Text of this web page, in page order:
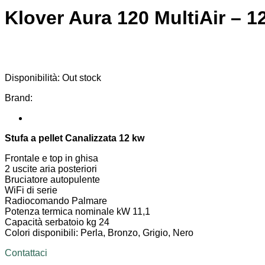
Klover Aura 120 MultiAir –
Disponibilità: Out stock
Brand:
Stufa a pellet Canalizzata 12 kw
Frontale e top in ghisa
2 uscite aria posteriori
Bruciatore autopulente
WiFi di serie
Radiocomando Palmare
Potenza termica nominale kW 11,1
Capacità serbatoio kg 24
Colori disponibili: Perla, Bronzo, Grigio, Nero
Contattaci